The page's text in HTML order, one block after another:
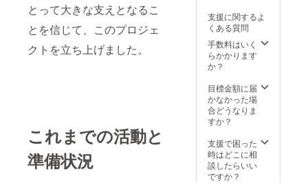
とって大きな支えとなるこ
とを信じて、このプロジェ
クトを立ち上げました。
これまでの活動と
準備状況
支援に関するよ
くある質問
手数料はいく
らかかります
か？
目標金額に届
かなかった場
合どうなりま
すか？
支援で困った
時はどこに相
談したらいい
ですか？